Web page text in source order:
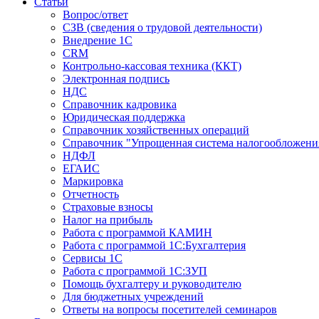
Вопрос/ответ
СЗВ (сведения о трудовой деятельности)
Внедрение 1С
CRM
Контрольно-кассовая техника (ККТ)
Электронная подпись
НДС
Справочник кадровика
Юридическая поддержка
Справочник хозяйственных операций
Справочник "Упрощенная система
НДФЛ
ЕГАИС
Маркировка
Отчетность
Страховые взносы
Налог на прибыль
Работа с программой КАМИН
Работа с программой 1С:Бухгалтерия
Сервисы 1С
Работа с программой 1С:ЗУП
Помощь бухгалтеру и руководителю
Для бюджетных учреждений
Ответы на вопросы посетителей семинаров